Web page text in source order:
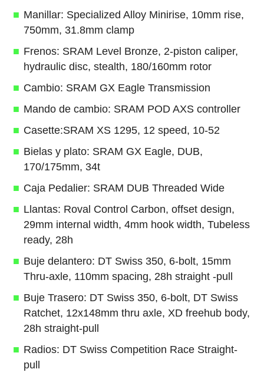
Manillar: Specialized Alloy Minirise, 10mm rise,
750mm, 31.8mm clamp
Frenos: SRAM Level Bronze, 2-piston caliper,
hydraulic disc, stealth, 180/160mm rotor
Cambio: SRAM GX Eagle Transmission
Mando de cambio: SRAM POD AXS controller
Casette:SRAM XS 1295, 12 speed, 10-52
Bielas y plato: SRAM GX Eagle, DUB,
170/175mm, 34t
Caja Pedalier: SRAM DUB Threaded Wide
Llantas: Roval Control Carbon, offset design,
29mm internal width, 4mm hook width, Tubeless
ready, 28h
Buje delantero: DT Swiss 350, 6-bolt, 15mm
Thru-axle, 110mm spacing, 28h straight -pull
Buje Trasero: DT Swiss 350, 6-bolt, DT Swiss
Ratchet, 12x148mm thru axle, XD freehub body,
28h straight-pull
Radios: DT Swiss Competition Race Straight-
pull